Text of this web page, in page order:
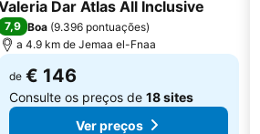
Dar Atlas All Inclusive
7,9 Boa (9.396 pontuações)
a 4.9 km de Jemaa el-Fnaa
de € 146
Consulte os preços de 18 sites
Ver preços